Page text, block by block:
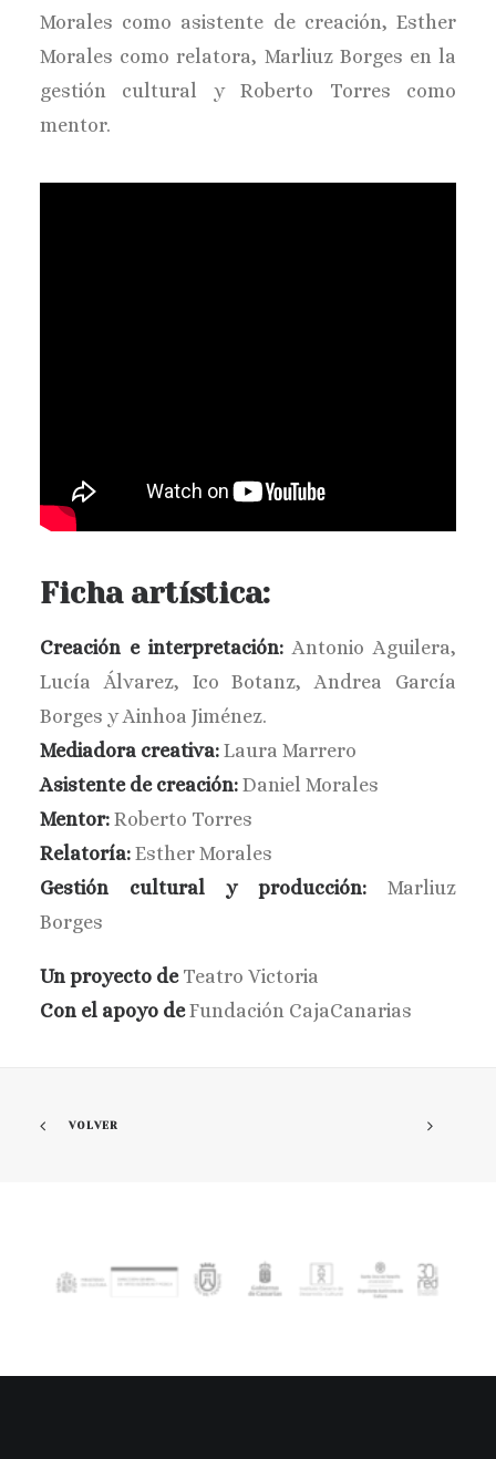
Morales como asistente de creación, Esther
Morales como relatora, Marliuz Borges en la
gestión cultural y Roberto Torres como
mentor.
Ficha artística:
Creación e interpretación: Antonio Aguilera,
Lucía Álvarez, Ico Botanz, Andrea García
Borges y Ainhoa Jiménez.
Mediadora creativa: Laura Marrero
Asistente de creación: Daniel Morales
Mentor: Roberto Torres
Relatoría: Esther Morales
Gestión cultural y producción: Marliuz
Borges
Un proyecto de Teatro Victoria
Con el apoyo deFundación CajaCanarias
VOLVER